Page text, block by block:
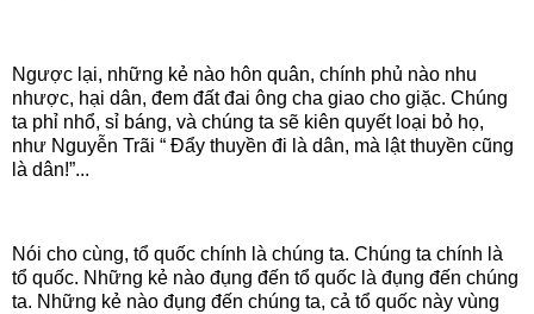
Ngược lại, những kẻ nào hôn quân, chính phủ nào nhu
nhược, hại dân, đem đất đai ông cha giao cho giặc. Chúng
ta phỉ nhổ, sỉ báng, và chúng ta sẽ kiên quyết loại bỏ họ,
như Nguyễn Trãi “ Đẩy thuyền đi là dân, mà lật thuyền cũng
là dân!”...
Nói cho cùng, tổ quốc chính là chúng ta. Chúng ta chính là
tổ quốc. Những kẻ nào đụng đến tổ quốc là đụng đến chúng
ta. Những kẻ nào đụng đến chúng ta, cả tổ quốc này vùng